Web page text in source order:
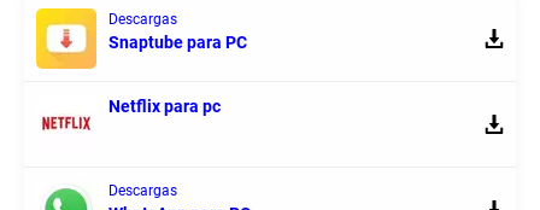
Descargas
Snaptube para PC
Netflix para pc
Descargas